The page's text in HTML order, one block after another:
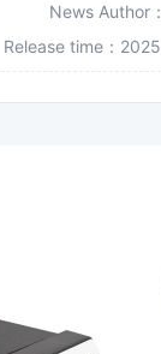
News Author：
Release time：